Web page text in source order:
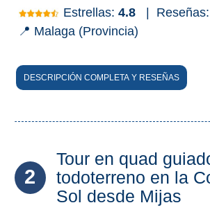
Grazalema
Zahara de la
Zahara
OTRAS
Estrellas:4.8
📍 Malaga (Provincia)
DESCRIPCIÓN COMPLETA Y RESEÑAS
2
Tour en quad
todoterreno en la
Sol desde Mijas